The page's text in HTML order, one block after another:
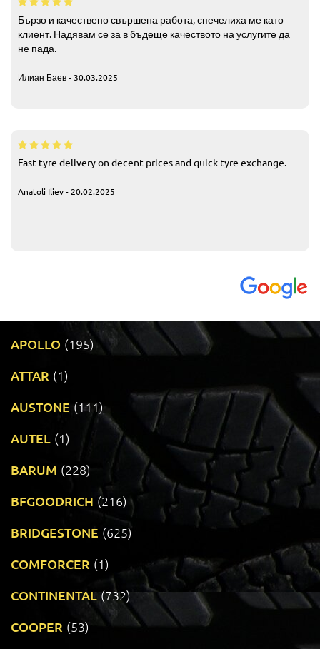
Бързо и качествено свършена работа, спечелиха ме като
клиент. Надявам се за в бъдеще качеството на услугите да
не пада.
Илиан Баев - 30.03.2025
Fast tyre delivery on decent prices and quick tyre exchange.
Anatoli Iliev - 20.02.2025
APOLLO (195)
ATTAR (1)
AUSTONE (111)
AUTEL (1)
BARUM (228)
BFGOODRICH (216)
BRIDGESTONE (625)
COMFORCER (1)
CONTINENTAL (732)
COOPER (53)